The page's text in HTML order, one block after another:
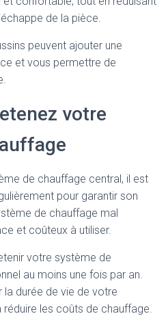
de la pièce.
peuvent ajouter une
et vous permettre de
votre
de chauffage central, il est
pour garantir son
de chauffage mal
et coûteux à utiliser.
votre système de
au moins une fois par an.
la durée de vie de votre
les coûts de chauffage.